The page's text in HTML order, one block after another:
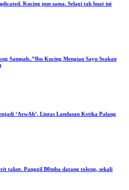
Kucing pun sama. Selagi tak buat ini
Sampah..”Ibu Kucing Mengiau Sayu Seakan
‘ArwAh’, Lintas Landasan Ketika Palang
takut. Panggil B0mba datang tolong, sekali